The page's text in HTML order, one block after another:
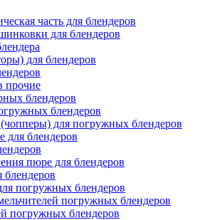
часть для блендеров
для блендеров
для блендеров
прочие
блендеров
блендеров
для погружных блендеров
блендеров
пюре для блендеров
блендеров
погружных блендеров
погружных блендеров
погружных блендеров